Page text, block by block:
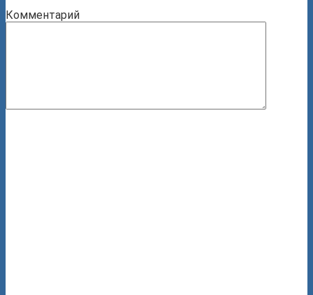
Комментарий